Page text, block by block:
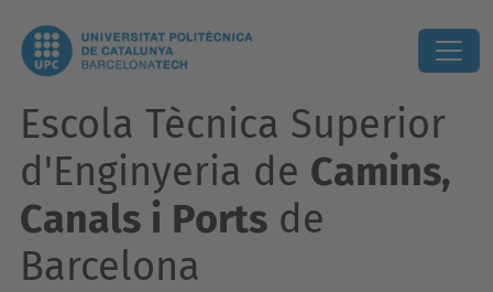
Escola Tècnica Superior
d'Enginyeria de Camins,
Canals i Ports de
Barcelona